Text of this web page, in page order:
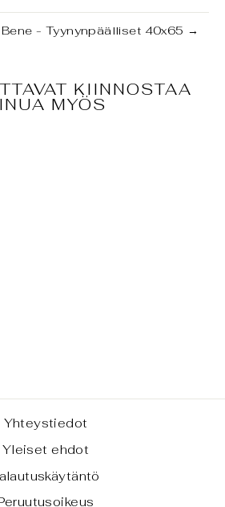
- Tyynynpäälliset 40x65 →
KIINNOSTAA
MYÖS
Yhteystiedot
Yleiset ehdot